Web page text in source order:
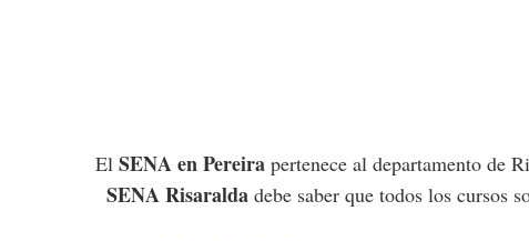
El SENA en Pereirapertenece al departamento de
SENA Risaraldadebe saber que todos los cursos